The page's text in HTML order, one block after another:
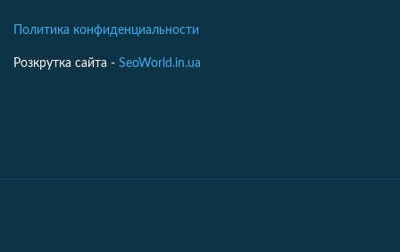
Политика конфиденциальности
Розкрутка сайта - SeoWorld.in.ua